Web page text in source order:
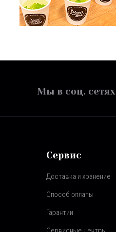
Мы в соц. сетях
Сервис
Доставка и хранение
Способ оплаты
Гарантии